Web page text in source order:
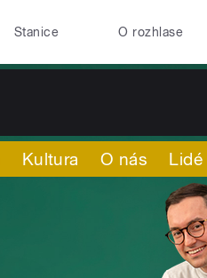
Stanice O rozhlase
Kultura O nás Lidé